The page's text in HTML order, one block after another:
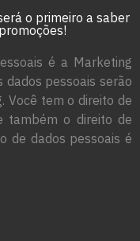
o primeiro a saber
é a Marketing
dados pessoais serão
Você tem o direito de
também o direito de
de dados pessoais é